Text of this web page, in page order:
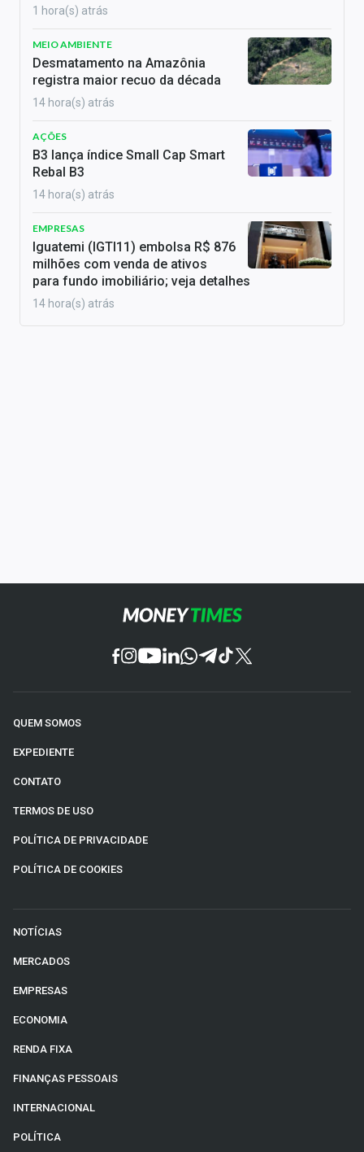
1 hora(s) atrás
MEIO AMBIENTE
Desmatamento na Amazônia
registra maior recuo da década
14 hora(s) atrás
AÇÕES
B3 lança índice Small Cap Smart
Rebal B3
14 hora(s) atrás
EMPRESAS
Iguatemi (IGTI11) embolsa R$ 876
milhões com venda de ativos
para fundo imobiliário; veja detalhes
14 hora(s) atrás
QUEM SOMOS
EXPEDIENTE
CONTATO
TERMOS DE USO
POLÍTICA DE PRIVACIDADE
POLÍTICA DE COOKIES
NOTÍCIAS
MERCADOS
EMPRESAS
ECONOMIA
RENDA FIXA
FINANÇAS PESSOAIS
INTERNACIONAL
POLÍTICA